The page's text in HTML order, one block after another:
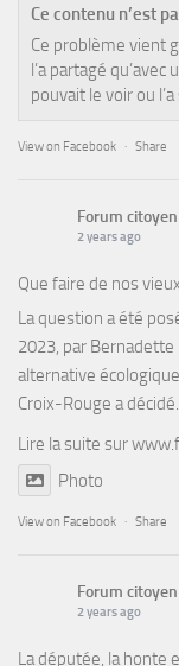
Ce contenu n’est
Ce problème vient
l’a partagé
pouvait le voir ou
View on Facebook · Share
Forum
2 years ago
Que faire de nos
La question a été
2023, par
alternative
Croix-Rouge a
Lire la suite sur
Photo
View on Facebook · Share
Forum
2 years ago
La députée, la honte